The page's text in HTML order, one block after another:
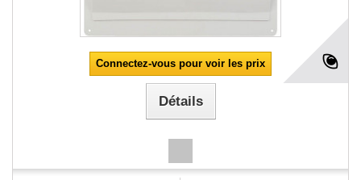
Connectez-vous pour voir les prix
Détails